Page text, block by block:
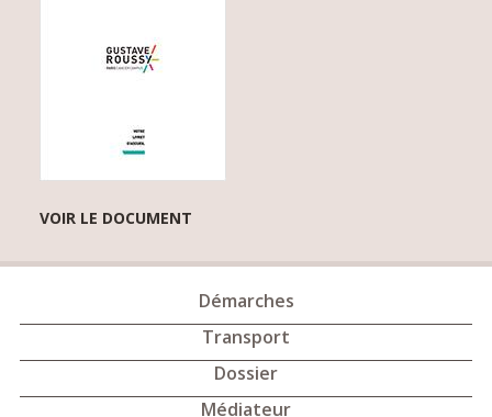
VOIR LE DOCUMENT
Démarches
Transport
Dossier
Médiateur